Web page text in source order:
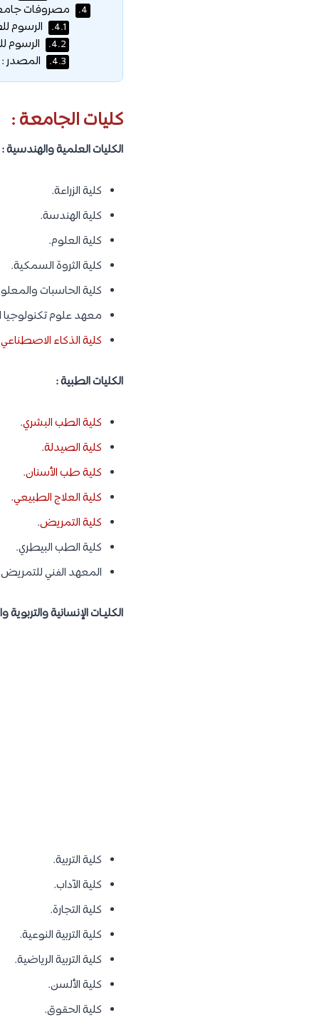
4. مصروفات
4.1. الرسوم
4.2. الرسوم
4.3. المصدر :
كليات الجامعة :
الكليات العلمية والهندسية :
كلية الزراعة.
كلية الهندسة.
كلية العلوم.
كلية الثروة السمكية.
كلية الحاسبات
معهد علوم تكنولوجيا
كلية الذكاء الاصطناعي
الكليات الطبية :
كلية الطب البشري.
كلية الصيدلة.
كلية طب الأسنان.
كلية العلاج الطبيعي.
كلية التمريض.
كلية الطب البيطري.
المعهد الفني
الكليـات الإنسانية والتربوية
كلية التربية.
كلية الآداب.
كلية التجارة.
كلية التربية النوعية.
كلية التربية الرياضية.
كلية الألسن.
كلية الحقوق.